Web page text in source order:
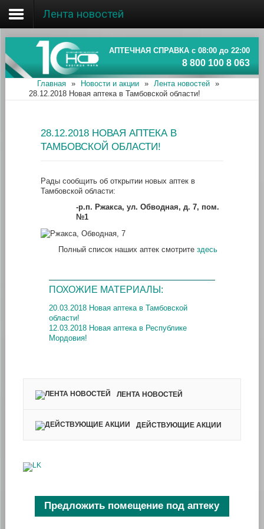
Главная
Об ассоциации
Наши аптеки
Информация
Лента новостей
АПТЕЧНАЯ СПРАВКА с 08:00 до 22:00
8 800 100 8 063
Главная » Новости и акции » Лента новостей
»
28.12.2018 Новая аптека в Тамбовской области!
28.12.2018 НОВАЯ АПТЕКА В
ТАМБОВСКОЙ ОБЛАСТИ!
Рады сообщить об открытии новых аптек в
Тамбовской области:
-р.п. Ржакса, ул. Обводная, д. 7, пом.
№1
Полный список наших аптек смотрите здесь
ПОХОЖИЕ МАТЕРИАЛЫ:
20.03.2018 Новая аптека в Тамбовской
области!
12.03.2018 Новая аптека в Республике
Мордовия!
ЛЕНТА НОВОСТЕЙ
ДЕЙСТВУЮЩИЕ АКЦИИ
Предложить помещение под аптеку